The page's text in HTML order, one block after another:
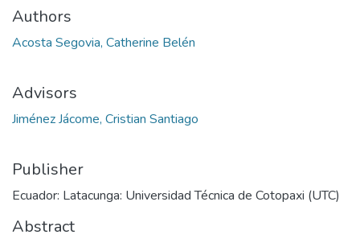
Authors
Acosta Segovia, Catherine Belén
Advisors
Jiménez Jácome, Cristian Santiago
Publisher
Ecuador: Latacunga: Universidad Técnica de Cotopaxi (UTC)
Abstract